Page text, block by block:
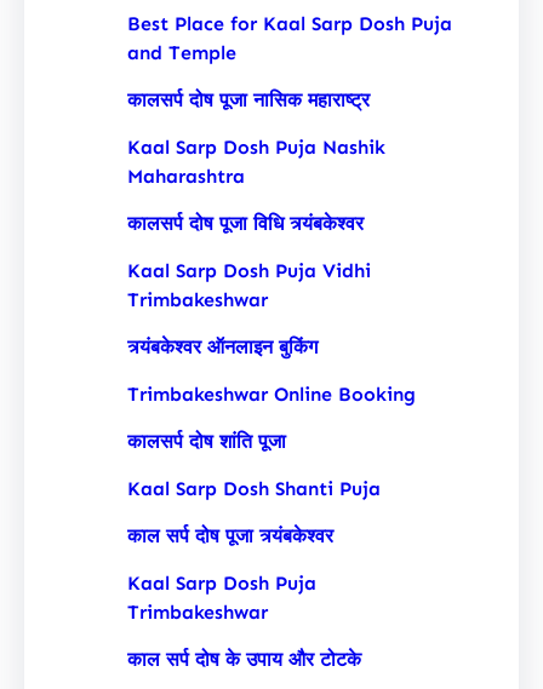
Best Place for Kaal Sarp Dosh Puja
and Temple
कालसर्प दोष पूजा नासिक महाराष्ट्र
Kaal Sarp Dosh Puja Nashik
Maharashtra
कालसर्प दोष पूजा विधि त्र्यंबकेश्वर
Kaal Sarp Dosh Puja Vidhi
Trimbakeshwar
त्र्यंबकेश्वर ऑनलाइन बुकिंग
Trimbakeshwar Online Booking
कालसर्प दोष शांति पूजा
Kaal Sarp Dosh Shanti Puja
काल सर्प दोष पूजा त्र्यंबकेश्वर
Kaal Sarp Dosh Puja
Trimbakeshwar
काल सर्प दोष के उपाय और टोटके